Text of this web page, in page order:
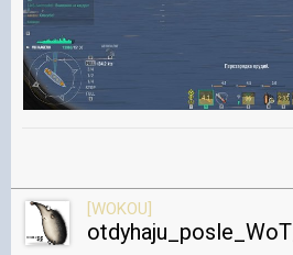
[WOKOU]
otdyhaju_posle_WoT_